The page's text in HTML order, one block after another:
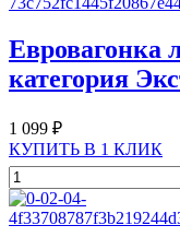
Евровагонка
категория
1 099 ₽
КУПИТЬ В 1 КЛИК